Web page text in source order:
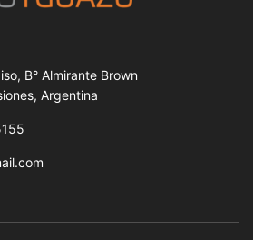
B° Almirante Brown
Argentina